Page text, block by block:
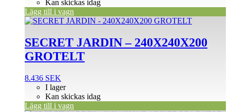
priset
var:
11.146 SEK.8.208 SEK.
Kan skickas idag
Lägg till i vagn
SECRET JARDIN – 240X240X200
GROTELT
8.436 SEK
I lager
Kan skickas idag
Lägg till i vagn